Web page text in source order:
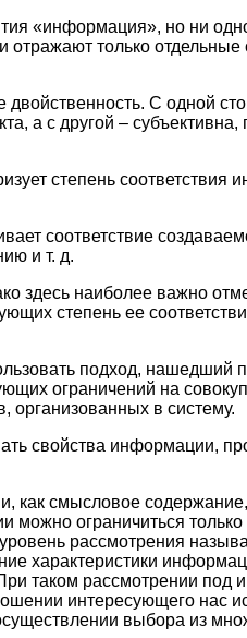
«информация», но ни
отражают только отдельные
двойственность. С одной
а с другой – субъективна,
степень соответствия
соответствие
и т. д.
здесь наиболее важно
степень ее
подход, нашедший
ограничений на
в систему.
свойства информации,
как смысловое содержание,
можно ограничиться
рассмотрения
характеристики
таком рассмотрении под
интересующего нас
выбора из